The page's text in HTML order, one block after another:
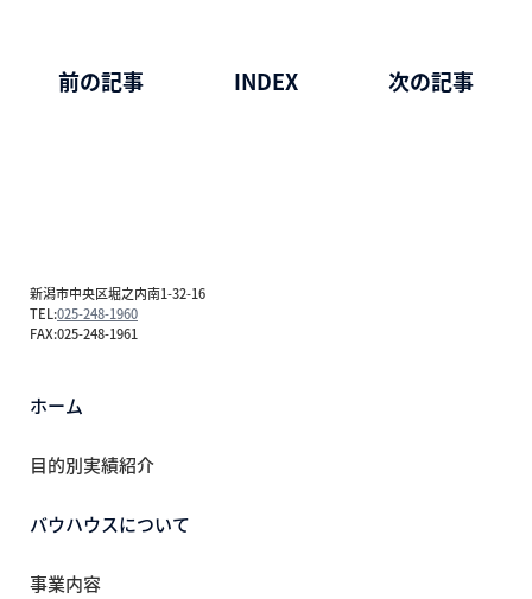
前の記事 INDEX 次の記事
新潟市中央区堀之内南1-32-16
TEL:025-248-1960
FAX:025-248-1961
ホーム
目的別実績紹介
バウハウスについて
事業内容